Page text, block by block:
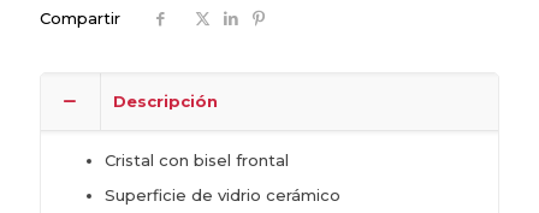
465,45 €.
Compartir
Descripción
Cristal con bisel frontal
Superficie de vidrio cerámico